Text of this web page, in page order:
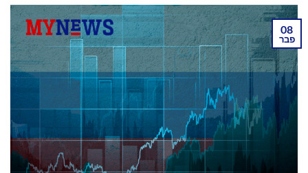
08
פבר